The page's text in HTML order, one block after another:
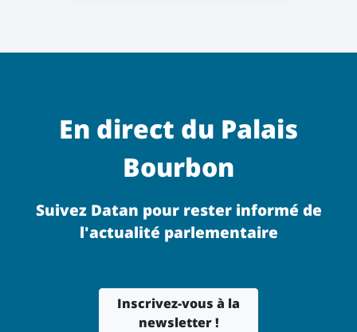
En direct du Palais
Bourbon
Suivez Datan pour rester informé de
l'actualité parlementaire
Inscrivez-vous à la
newsletter !